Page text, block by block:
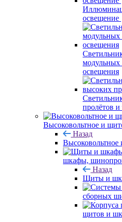
освещение
модульных
освещения
пролётов и
Высоковольтное и
Назад
Высоковольтное
шкафы,
Назад
Щиты и
сборных
щитов и